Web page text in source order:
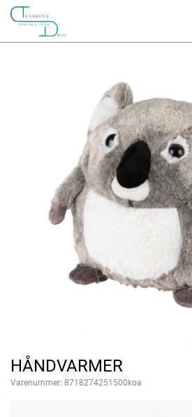
HÅNDVARMER
Varenummer: 8718274251500koa